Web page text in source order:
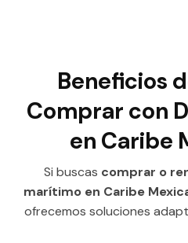
Beneficios
Comprar con
en Caribe
Si buscas comprar o
marítimo en Caribe
ofrecemos soluciones